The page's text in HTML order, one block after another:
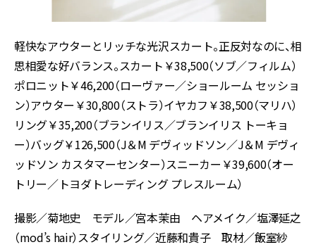
軽快なアウターとリッチな光沢スカート。正反対なのに、相
思相愛な好バランス。スカート￥38,500（ソブ／フィルム）
ポロニット￥46,200（ローヴァー／ショールーム セッショ
ン）アウター￥30,800（ストラ）イヤカフ￥38,500（マリハ）
リング￥35,200（ブランイリス／ブランイリス トーキョ
ー）バッグ￥126,500（J＆M デヴィッドソン／J＆M デヴィ
ッドソン カスタマーセンター）スニーカー￥39,600（オー
トリー／トヨダトレーディング プレスルーム）
撮影／菊地史 モデル／宮本茉由 ヘアメイク／塩澤延之
（mod’s hair）スタイリング／近藤和貴子 取材／飯室紗